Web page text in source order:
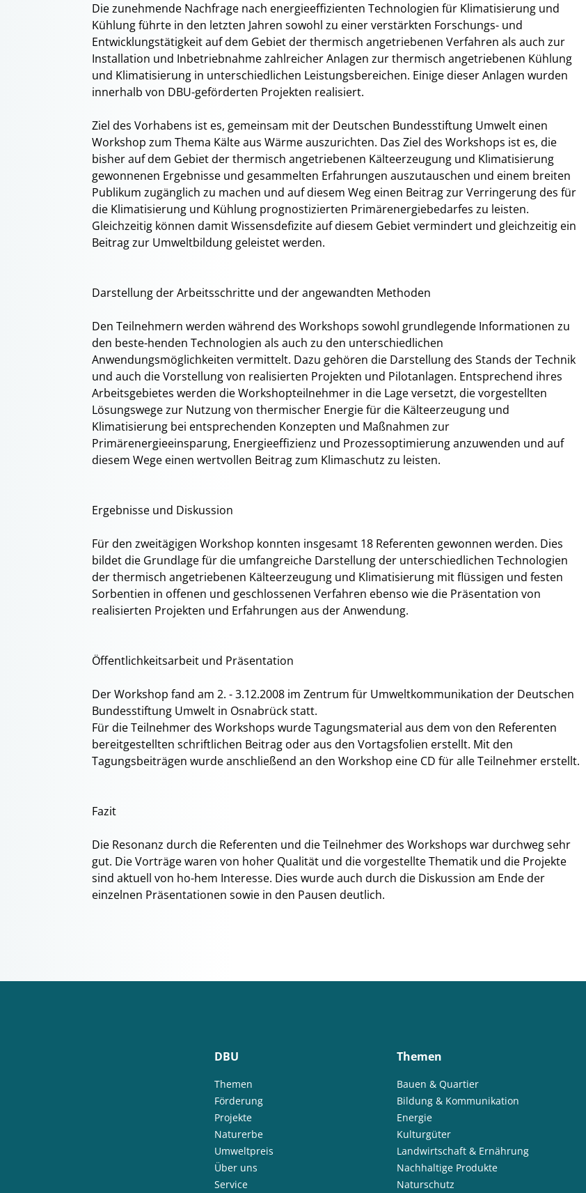
Die zunehmende Nachfrage nach energieeffizienten Technologien für Klimatisierung und
Kühlung führte in den letzten Jahren sowohl zu einer verstärkten Forschungs- und
Entwicklungstätigkeit auf dem Gebiet der thermisch angetriebenen Verfahren als auch zur
Installation und Inbetriebnahme zahlreicher Anlagen zur thermisch angetriebenen Kühlung
und Klimatisierung in unterschiedlichen Leistungsbereichen. Einige dieser Anlagen wurden
innerhalb von DBU-geförderten Projekten realisiert.
Ziel des Vorhabens ist es, gemeinsam mit der Deutschen Bundesstiftung Umwelt einen
Workshop zum Thema Kälte aus Wärme auszurichten. Das Ziel des Workshops ist es, die
bisher auf dem Gebiet der thermisch angetriebenen Kälteerzeugung und Klimatisierung
gewonnenen Ergebnisse und gesammelten Erfahrungen auszutauschen und einem breiten
Publikum zugänglich zu machen und auf diesem Weg einen Beitrag zur Verringerung des für
die Klimatisierung und Kühlung prognostizierten Primärenergiebedarfes zu leisten.
Gleichzeitig können damit Wissensdefizite auf diesem Gebiet vermindert und gleichzeitig ein
Beitrag zur Umweltbildung geleistet werden.
Darstellung der Arbeitsschritte und der angewandten Methoden
Den Teilnehmern werden während des Workshops sowohl grundlegende Informationen zu
den beste-henden Technologien als auch zu den unterschiedlichen
Anwendungsmöglichkeiten vermittelt. Dazu gehören die Darstellung des Stands der Technik
und auch die Vorstellung von realisierten Projekten und Pilotanlagen. Entsprechend ihres
Arbeitsgebietes werden die Workshopteilnehmer in die Lage versetzt, die vorgestellten
Lösungswege zur Nutzung von thermischer Energie für die Kälteerzeugung und
Klimatisierung bei entsprechenden Konzepten und Maßnahmen zur
Primärenergieeinsparung, Energieeffizienz und Prozessoptimierung anzuwenden und auf
diesem Wege einen wertvollen Beitrag zum Klimaschutz zu leisten.
Ergebnisse und Diskussion
Für den zweitägigen Workshop konnten insgesamt 18 Referenten gewonnen werden. Dies
bildet die Grundlage für die umfangreiche Darstellung der unterschiedlichen Technologien
der thermisch angetriebenen Kälteerzeugung und Klimatisierung mit flüssigen und festen
Sorbentien in offenen und geschlossenen Verfahren ebenso wie die Präsentation von
realisierten Projekten und Erfahrungen aus der Anwendung.
Öffentlichkeitsarbeit und Präsentation
Der Workshop fand am 2. - 3.12.2008 im Zentrum für Umweltkommunikation der Deutschen
Bundesstiftung Umwelt in Osnabrück statt.
Für die Teilnehmer des Workshops wurde Tagungsmaterial aus dem von den Referenten
bereitgestellten schriftlichen Beitrag oder aus den Vortagsfolien erstellt. Mit den
Tagungsbeiträgen wurde anschließend an den Workshop eine CD für alle Teilnehmer erstellt.
Fazit
Die Resonanz durch die Referenten und die Teilnehmer des Workshops war durchweg sehr
gut. Die Vorträge waren von hoher Qualität und die vorgestellte Thematik und die Projekte
sind aktuell von ho-hem Interesse. Dies wurde auch durch die Diskussion am Ende der
einzelnen Präsentationen sowie in den Pausen deutlich.
DBU
Themen
Förderung
Projekte
Naturerbe
Umweltpreis
Über uns
Service
Themen
Bauen & Quartier
Bildung & Kommunikation
Energie
Kulturgüter
Landwirtschaft & Ernährung
Nachhaltige Produkte
Naturschutz